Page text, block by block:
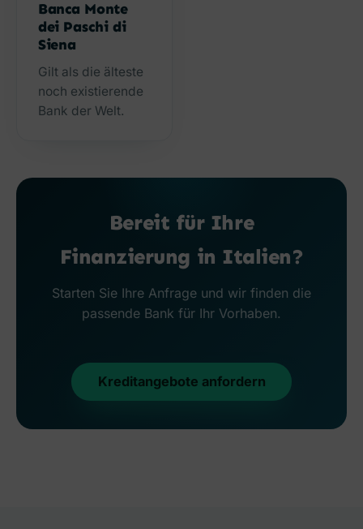
Banca Monte
dei Paschi di
Siena
Gilt als die älteste
noch existierende
Bank der Welt.
Bereit für Ihre
Finanzierung in Italien?
Starten Sie Ihre Anfrage und wir finden die
passende Bank für Ihr Vorhaben.
Kreditangebote anfordern